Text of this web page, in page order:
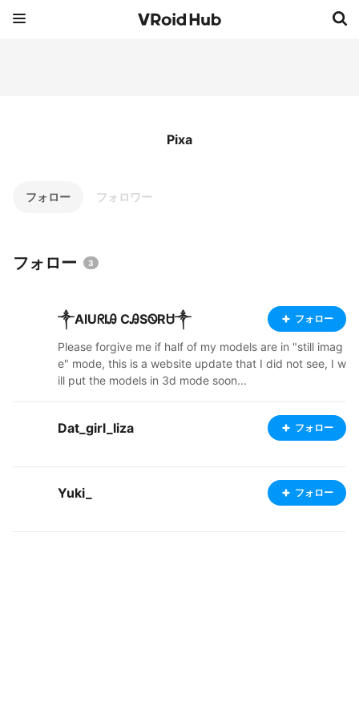
Pixa
フォロー フォロワー
フォロー 3
༒AlUᖇIᎯ CᎯSᏫRᏌ༒ フォロー
Please forgive me if half of my models are in "still imag
e" mode, this is a website update that I did not see, I w
ill put the models in 3d mode soon...
Dat_girl_liza フォロー
Yuki_ フォロー